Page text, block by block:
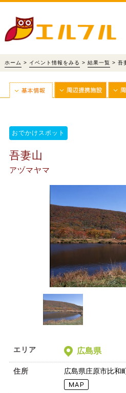
ホーム > イベント情報をみる > 結果一覧 > 吾
おでかけスポット
吾妻山
アヅマヤマ
エリア 広島県
住所 広島県庄原市比和